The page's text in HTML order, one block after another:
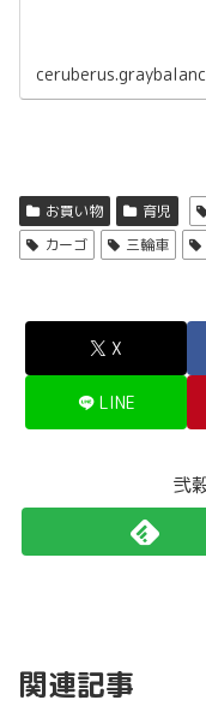
お買い物 育児
カーゴ
三輪車
X
LINE
弐
関連記事